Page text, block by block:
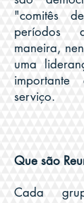
"comitês
períodos
maneira,
uma
serviço.
Que são
Cada